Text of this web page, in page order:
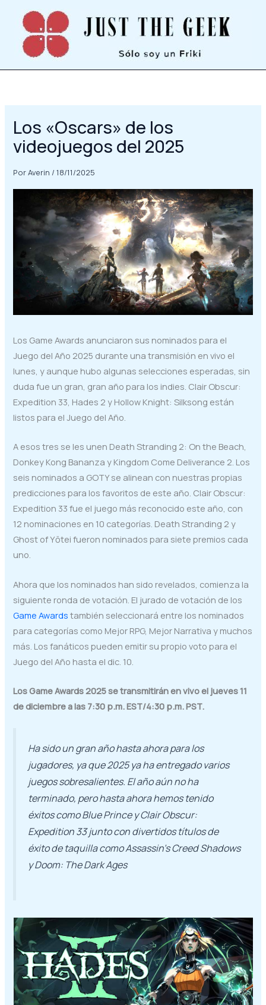
contenido
Los «Oscars» de los
videojuegos del 2025
PorAverin /18/11/2025
Los Game Awards anunciaron sus nominados para el
Juego del Año 2025 durante una transmisión en vivo el
lunes, y aunque hubo algunas selecciones esperadas, sin
duda fue un gran, gran año para los indies. Clair Obscur:
Expedition 33, Hades 2 y Hollow Knight: Silksong están
listos para el Juego del Año.
A esos tres se les unen Death Stranding 2: On the Beach,
Donkey Kong Bananza y Kingdom Come Deliverance 2. Los
seis nominados a GOTY se alinean con nuestras propias
predicciones para los favoritos de este año. Clair Obscur:
Expedition 33 fue el juego más reconocido este año, con
12 nominaciones en 10 categorías. Death Stranding 2 y
Ghost of Yōtei fueron nominados para siete premios cada
uno.
Ahora que los nominados han sido revelados, comienza la
siguiente ronda de votación. El jurado de votación de los
Game Awards también seleccionará entre los nominados
para categorías como Mejor RPG, Mejor Narrativa y muchos
más. Los fanáticos pueden emitir su propio voto para el
Juego del Año hasta el dic. 10.
Los Game Awards 2025 se transmitirán en vivo el jueves 11
de diciembre a las 7:30 p.m. EST/4:30 p.m. PST.
Ha sido un gran año hasta ahora para los
jugadores, ya que 2025 ya ha entregado varios
juegos sobresalientes. El año aún no ha
terminado, pero hasta ahora hemos tenido
éxitos como Blue Prince y Clair Obscur:
Expedition 33 junto con divertidos títulos de
éxito de taquilla como Assassin’s Creed Shadows
y Doom: The Dark Ages